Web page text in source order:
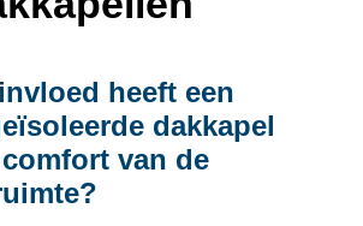
heeft een
dakkapel
van de